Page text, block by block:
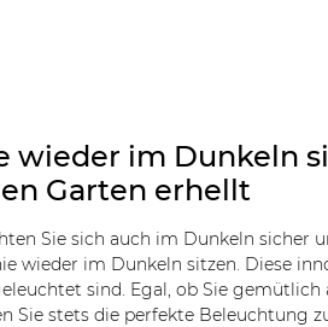
wieder im Dunkeln
Garten erhellt
Sie sich auch im Dunkeln sicher
wieder im Dunkeln sitzen. Diese
sind. Egal, ob Sie
Sie stets die perfekte Beleuchtung